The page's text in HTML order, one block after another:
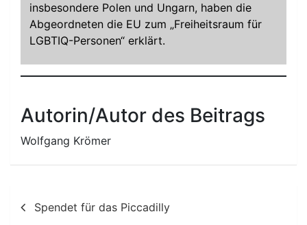
insbesondere Polen und Ungarn, haben die
Abgeordneten die EU zum „Freiheitsraum für
LGBTIQ-Personen“ erklärt.
Autorin/Autor des Beitrags
Wolfgang Krömer
Beitragsnavigation
Spendet für das Piccadilly